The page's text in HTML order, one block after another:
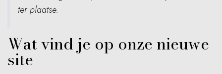
ter plaatse.
Wat vind je op onze nieuwe
site